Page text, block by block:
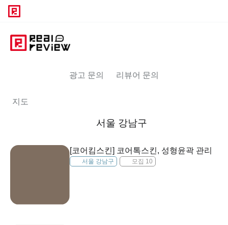
광고 문의 리뷰어 문의
지도
서울 강남구
[코어킴스킨] 코어톡스킨, 성형윤곽 관리
서울 강남구 모집 10